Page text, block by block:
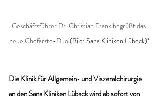
Geschäftsführer Dr. Christian Frank begrüßt das
neue Chefärzte-Duo (Bild: Sana Kliniken Lübeck)*
Die Klinik für Allgemein- und Viszeralchirurgie
an den Sana Kliniken Lübeck wird ab sofort von